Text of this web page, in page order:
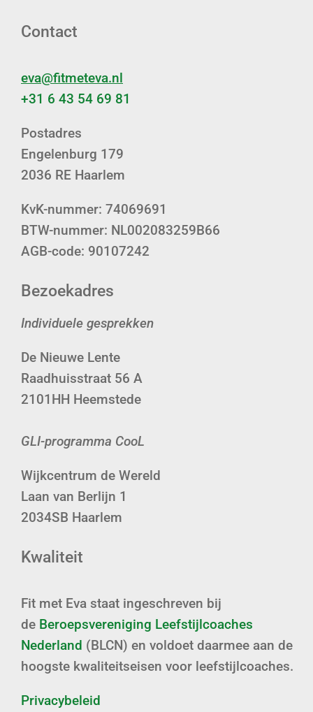
Contact
eva@fitmeteva.nl
+31 6 43 54 69 81
Postadres
Engelenburg 179
2036 RE Haarlem
KvK-nummer: 74069691
BTW-nummer: NL002083259B66
AGB-code: 90107242
Bezoekadres
Individuele gesprekken
De Nieuwe Lente
Raadhuisstraat 56 A
2101HH Heemstede
GLI-programma CooL
Wijkcentrum de Wereld
Laan van Berlijn 1
2034SB Haarlem
Kwaliteit
Fit met Eva staat ingeschreven bij
de Beroepsvereniging Leefstijlcoaches
Nederland (BLCN) en voldoet daarmee aan de
hoogste kwaliteitseisen voor leefstijlcoaches.
Privacybeleid